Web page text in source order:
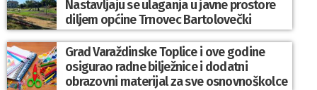
Nastavljaju se ulaganja u javne prostore
diljem općine Trnovec Bartolovečki
Grad Varaždinske Toplice i ove godine
osigurao radne bilježnice i dodatni
obrazovni materijal za sve osnovnoškolce